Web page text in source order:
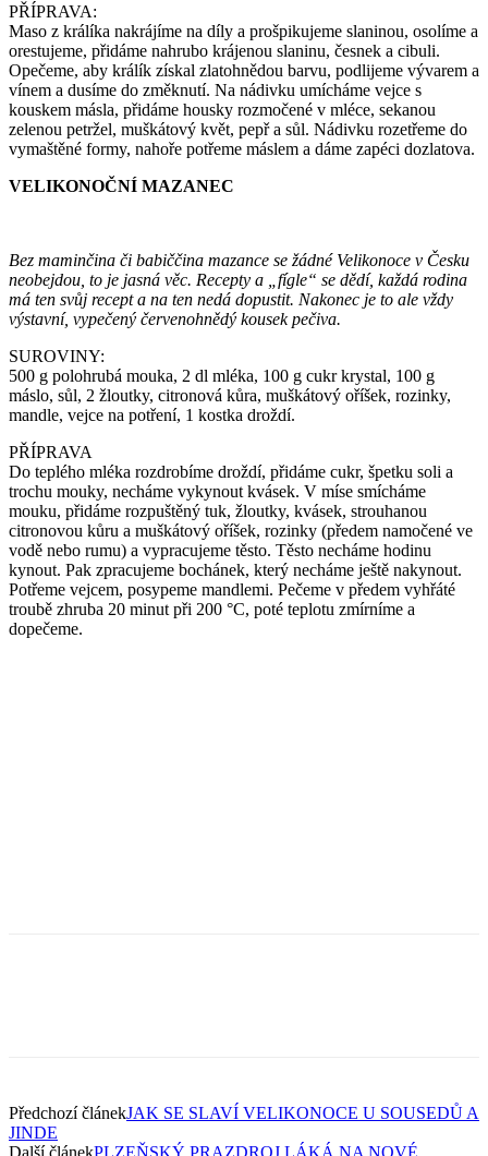
PŘÍPRAVA:
Maso z králíka nakrájíme na díly a prošpikujeme slaninou, osolíme a
orestujeme, přidáme nahrubo krájenou slaninu, česnek a cibuli.
Opečeme, aby králík získal zlatohnědou barvu, podlijeme vývarem a
vínem a dusíme do změknutí. Na nádivku umícháme vejce s
kouskem másla, přidáme housky rozmočené v mléce, sekanou
zelenou petržel, muškátový květ, pepř a sůl. Nádivku rozetřeme do
vymaštěné formy, nahoře potřeme máslem a dáme zapéci dozlatova.
VELIKONOČNÍ MAZANEC
Bez maminčina či babiččina mazance se žádné Velikonoce v Česku
neobejdou, to je jasná věc. Recepty a „fígle“ se dědí, každá rodina
má ten svůj recept a na ten nedá dopustit. Nakonec je to ale vždy
výstavní, vypečený červenohnědý kousek pečiva.
SUROVINY:
500 g polohrubá mouka, 2 dl mléka, 100 g cukr krystal, 100 g
máslo, sůl, 2 žloutky, citronová kůra, muškátový oříšek, rozinky,
mandle, vejce na potření, 1 kostka droždí.
PŘÍPRAVA
Do teplého mléka rozdrobíme droždí, přidáme cukr, špetku soli a
trochu mouky, necháme vykynout kvásek. V míse smícháme
mouku, přidáme rozpuštěný tuk, žloutky, kvásek, strouhanou
citronovou kůru a muškátový oříšek, rozinky (předem namočené ve
vodě nebo rumu) a vypracujeme těsto. Těsto necháme hodinu
kynout. Pak zpracujeme bochánek, který necháme ještě nakynout.
Potřeme vejcem, posypeme mandlemi. Pečeme v předem vyhřáté
troubě zhruba 20 minut při 200 °C, poté teplotu zmírníme a
dopečeme.
Předchozí článekJAK SE SLAVÍ VELIKONOCE U SOUSEDŮ A
JINDE
Další článekPLZEŇSKÝ PRAZDROJ LÁKÁ NA NOVÉ